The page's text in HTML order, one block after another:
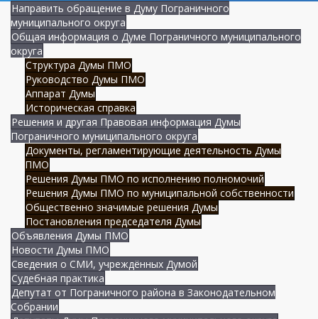
Направить обращение в Думу Пограничного
муниципального округа
Общая информация о Думе Пограничного муниципального
округа
Структура Думы ПМО
Руководство Думы ПМО
Аппарат Думы
Историческая справка
Решения и другая Правовая информация Думы
Пограничного муниципального округа
Документы, регламентирующие деятельность Думы
ПМО
Решения Думы ПМО по исполнению полномочий
Решения Думы ПМО по муниципальной собственности
Общественно значимые решения Думы
Постановления председателя Думы
Объявления Думы ПМО
Новости Думы ПМО
Сведения о СМИ, учреждённых Думой
Судебная практика
Депутат от Пограничного района в Законодательном
Собрании